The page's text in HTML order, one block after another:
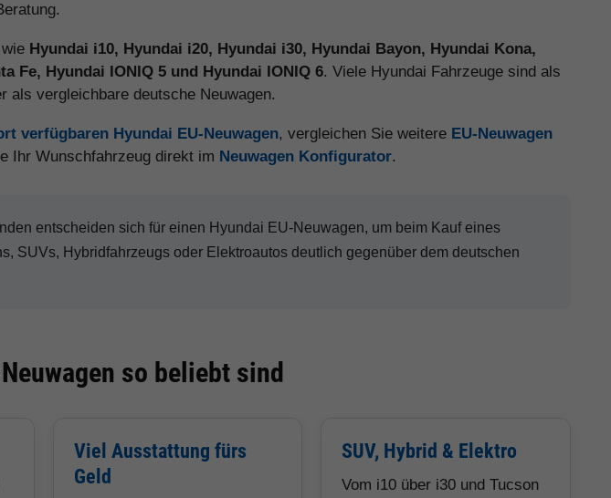
Hyundai i10, Hyundai i20, Hyundai i30, Hyundai Bayon, Hyundai Kona,
Fe, Hyundai IONIQ 5 und Hyundai IONIQ 6. Viele Hyundai Fahrzeuge sind als
als vergleichbare deutsche Neuwagen.
verfügbaren Hyundai EU-Neuwagen, vergleichen Sie weitere EU-Neuwagen
Ihr Wunschfahrzeug direkt im Neuwagen Konfigurator.
entscheiden sich für einen Hyundai EU-Neuwagen, um beim Kauf eines
SUVs, Hybridfahrzeugs oder Elektroautos deutlich gegenüber dem deutschen
so beliebt sind
Viel Ausstattung fürs
Geld
SUV, Hybrid & Elektro
Vom i10 über i30 und Tucson